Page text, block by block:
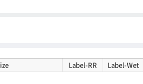
Label-RR Label-Wet